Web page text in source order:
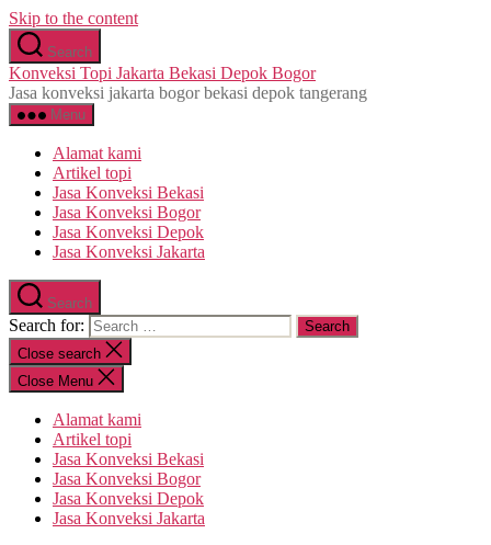
Skip to the content
Search
Konveksi Topi Jakarta Bekasi Depok Bogor
Jasa konveksi jakarta bogor bekasi depok tangerang
Menu
Alamat kami
Artikel topi
Jasa Konveksi Bekasi
Jasa Konveksi Bogor
Jasa Konveksi Depok
Jasa Konveksi Jakarta
Search
Search for:
Close search
Close Menu
Alamat kami
Artikel topi
Jasa Konveksi Bekasi
Jasa Konveksi Bogor
Jasa Konveksi Depok
Jasa Konveksi Jakarta